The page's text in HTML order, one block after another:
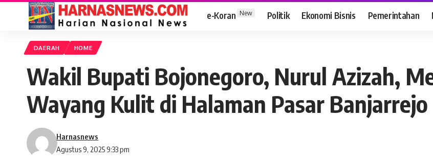
e-Koran New Politik Ekonomi Bisnis Pemerintahan
DAERAH HOME
Wakil Bupati Bojonegoro, Nurul Azizah,
Wayang Kulit di Halaman Pasar Banjarrejo
Agustus 9, 2025 9:33 pm
Harnasnews